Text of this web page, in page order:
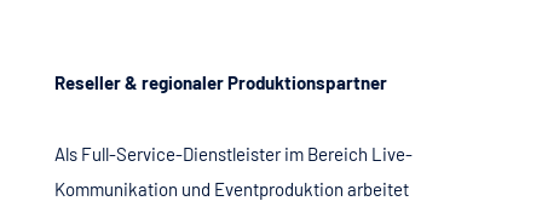
Reseller & regionaler Produktionspartner
Als Full-Service-Dienstleister im Bereich Live-
Kommunikation und Eventproduktion arbeitet